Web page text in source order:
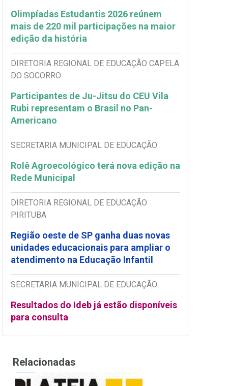
Olimpíadas Estudantis 2026 reúnem
mais de 220 mil participações na maior
edição da história
DIRETORIA REGIONAL DE EDUCAÇÃO CAPELA
DO SOCORRO
Participantes de Ju-Jitsu do CEU Vila
Rubi representam o Brasil no Pan-
Americano
SECRETARIA MUNICIPAL DE EDUCAÇÃO
Rolê Agroecológico terá nova edição na
Rede Municipal
DIRETORIA REGIONAL DE EDUCAÇÃO
PIRITUBA
Região oeste de SP ganha duas novas
unidades educacionais para ampliar o
atendimento na Educação Infantil
SECRETARIA MUNICIPAL DE EDUCAÇÃO
Resultados do Ideb já estão disponíveis
para consulta
Relacionadas